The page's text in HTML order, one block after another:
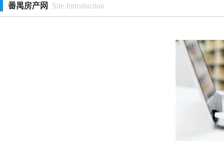
番禺房产网 Site Introduction